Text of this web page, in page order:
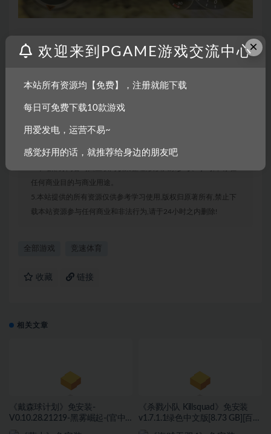
1.本站部分内容转载自其它媒体,但并不代表本站赞同其观点和对
2.若您需要商业运营或用于其他商业活动,请您购买正版授权并合
法使用。
解决!
任何商业目的与商业用途。
5.本站提供的所有资源仅供参考学习使用,版权归原著所有,禁止下
载本站资源参与任何商业和非法行为,请于24小时之内删除!
全部游戏 竞速体育
收藏 链接
相关文章
《戴森球计划》免安装-
V0.10.28.21219-黑雾崛起-(官中)
《杀戮小队 Killsquad》免安装
v1.7.1.1绿色中文版[8.73 GB][百度
×
欢迎来到PGAME游戏交流中心
本站所有资源均【免费】，注册就能下载
每日可免费下载10款游戏
用爱发电，运营不易~
感觉好用的话，就推荐给身边的朋友吧